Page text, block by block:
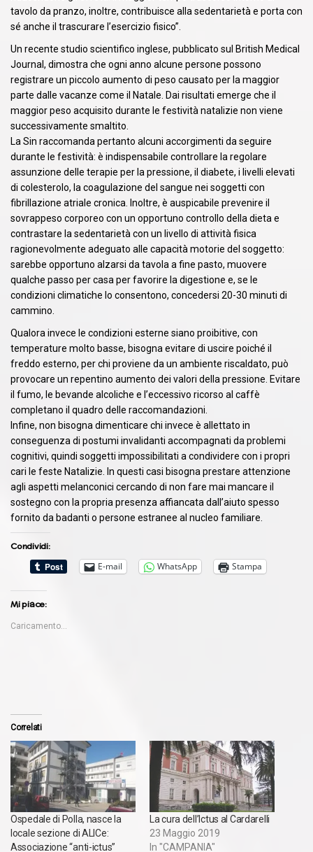
tavolo da pranzo, inoltre, contribuisce alla sedentarietà e porta con
sé anche il trascurare l’esercizio fisico”.
Un recente studio scientifico inglese, pubblicato sul British Medical
Journal, dimostra che ogni anno alcune persone possono
registrare un piccolo aumento di peso causato per la maggior
parte dalle vacanze come il Natale. Dai risultati emerge che il
maggior peso acquisito durante le festività natalizie non viene
successivamente smaltito.
La Sin raccomanda pertanto alcuni accorgimenti da seguire
durante le festività: è indispensabile controllare la regolare
assunzione delle terapie per la pressione, il diabete, i livelli elevati
di colesterolo, la coagulazione del sangue nei soggetti con
fibrillazione atriale cronica. Inoltre, è auspicabile prevenire il
sovrappeso corporeo con un opportuno controllo della dieta e
contrastare la sedentarietà con un livello di attività fisica
ragionevolmente adeguato alle capacità motorie del soggetto:
sarebbe opportuno alzarsi da tavola a fine pasto, muovere
qualche passo per casa per favorire la digestione e, se le
condizioni climatiche lo consentono, concedersi 20-30 minuti di
cammino.
Qualora invece le condizioni esterne siano proibitive, con
temperature molto basse, bisogna evitare di uscire poiché il
freddo esterno, per chi proviene da un ambiente riscaldato, può
provocare un repentino aumento dei valori della pressione. Evitare
il fumo, le bevande alcoliche e l’eccessivo ricorso al caffè
completano il quadro delle raccomandazioni.
Infine, non bisogna dimenticare chi invece è allettato in
conseguenza di postumi invalidanti accompagnati da problemi
cognitivi, quindi soggetti impossibilitati a condividere con i propri
cari le feste Natalizie. In questi casi bisogna prestare attenzione
agli aspetti melanconici cercando di non fare mai mancare il
sostegno con la propria presenza affiancata dall’aiuto spesso
fornito da badanti o persone estranee al nucleo familiare.
Condividi:
E-mail
WhatsApp Stampa
Mi piace:
Caricamento...
Correlati
Ospedale di Polla, nasce la
locale sezione di ALICe:
Associazione “anti-ictus”
La cura dell’Ictus al Cardarelli
23 Maggio 2019
In "CAMPANIA"